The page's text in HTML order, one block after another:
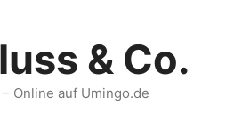
& Co.
Online auf Umingo.de